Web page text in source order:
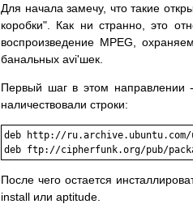
Для начала замечу, что такие
коробки". Как ни странно, это
воспроизведение MPEG,
банальных avi'шек.
Первый шаг в этом направлении
наличествовали строки:
deb http://ru.archive.ubuntu.com/
После чего остается
install или aptitude.